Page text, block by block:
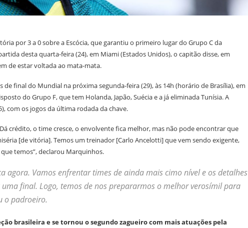
por 3 a 0 sobre a Escócia, que garantiu o primeiro lugar do Grupo C da
desta quarta-feira (24), em Miami (Estados Unidos), o capitão disse, em
de estar voltada ao mata-mata.
final do Mundial na próxima segunda-feira (29), às 14h (horário de Brasília), em
do Grupo F, que tem Holanda, Japão, Suécia e a já eliminada Tunísia. A
com os jogos da última rodada da chave.
crédito, o time cresce, o envolvente fica melhor, mas não pode encontrar que
[de vitória]. Temos um treinador [Carlo Ancelotti] que vem sendo exigente,
temos”, declarou Marquinhos.
agora. Vamos enfrentar times de ainda mais cimo nível e os detalhes
final. Logo, temos de nos prepararmos o melhor verosímil para
o padroeiro.
brasileira e se tornou o segundo zagueiro com mais atuações pela